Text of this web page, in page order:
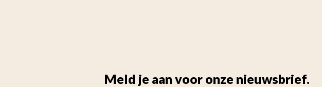
Meld je aan voor onze nieuwsbrief.